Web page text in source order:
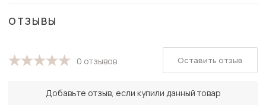
ОТЗЫВЫ
0 отзывов
Добавьте отзыв, если купили данный товар
Оставить отзыв